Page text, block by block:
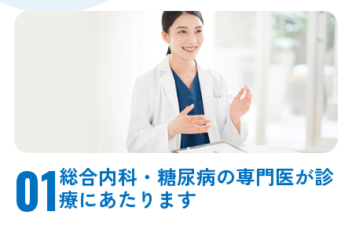
01総合内科・糖尿病の専門医が診
療にあたります